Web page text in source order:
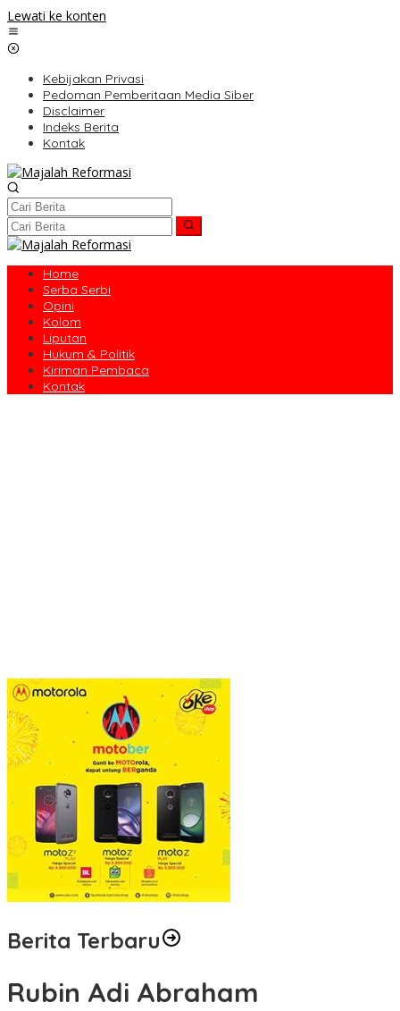
Lewati ke konten
Kebijakan Privasi
Pedoman Pemberitaan Media Siber
Disclaimer
Indeks Berita
Kontak
Home
Serba Serbi
Opini
Kolom
Liputan
Hukum & Politik
Kiriman Pembaca
Kontak
Berita Terbaru
Rubin Adi Abraham